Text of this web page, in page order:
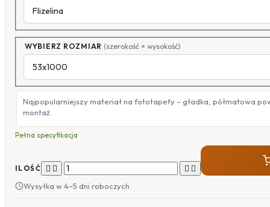
WYBIERZ ROZMIAR (szerokość × wysokość)
Najpopularniejszy materiał na fototapety – gładka, półmatowa
montaż.
Pełna specyfikacja
ILOŚĆ    
Wysyłka w 4–5 dni roboczych